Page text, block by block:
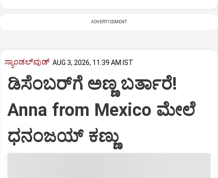
ADVERTISEMENT
ಸ್ಯಾಂಡಲ್‌ವುಡ್‌ AUG 3, 2026, 11:39 AM IST
ಡಿಸೆಂಬರ್‌ಗೆ ಅಣ್ಣ ಬರ್ತಾರೆ!
Anna from Mexico ಮೇಲೆ
ಧನಂಜಯ್‌ ಕಣ್ಣು